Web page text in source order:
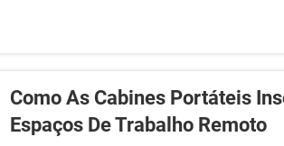
Como As Cabines Portáteis
Espaços De Trabalho Remoto